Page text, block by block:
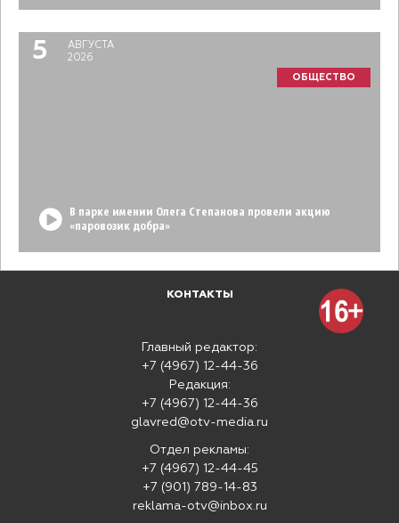
5
АВГУСТА
2026
ОБЩЕСТВО
В парке имении Олега Степанова провели акцию
«паровозик добра»
КОНТАКТЫ
Главный редактор:
+7 (4967) 12-44-36
Редакция:
+7 (4967) 12-44-36
glavred@otv-media.ru
Отдел рекламы:
+7 (4967) 12-44-45
+7 (901) 789-14-83
reklama-otv@inbox.ru